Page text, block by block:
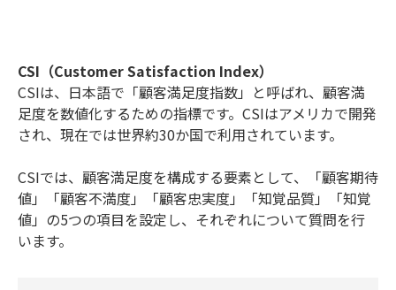
CSI（Customer Satisfaction Index）
CSIは、日本語で「顧客満足度指数」と呼ばれ、顧客満
足度を数値化するための指標です。CSIはアメリカで開発
され、現在では世界約30か国で利用されています。
CSIでは、顧客満足度を構成する要素として、「顧客期待
値」「顧客不満度」「顧客忠実度」「知覚品質」「知覚
値」の5つの項目を設定し、それぞれについて質問を行
います。